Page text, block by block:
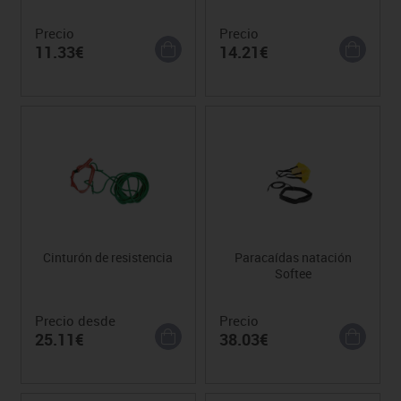
Precio
11.33€
Precio
14.21€
Cinturón de resistencia
Precio desde
25.11€
Paracaídas natación
Softee
Precio
38.03€